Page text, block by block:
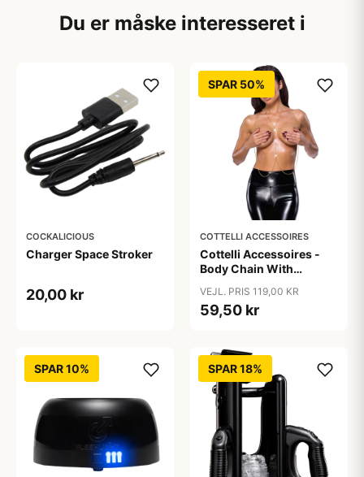
Du er måske interesseret i
COCKALICIOUS
Charger Space Stroker
20,00 kr
SPAR 50%
COTTELLI ACCESSOIRES
Cottelli Accessoires -
Body Chain With
VEJL. PRIS 119,00 KR
59,50 kr
SPAR 10% SPAR 18%